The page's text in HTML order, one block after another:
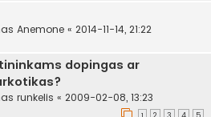
Anemone « 2014-11-14, 21:22
dopingas ar
runkelis « 2009-02-08, 13:23